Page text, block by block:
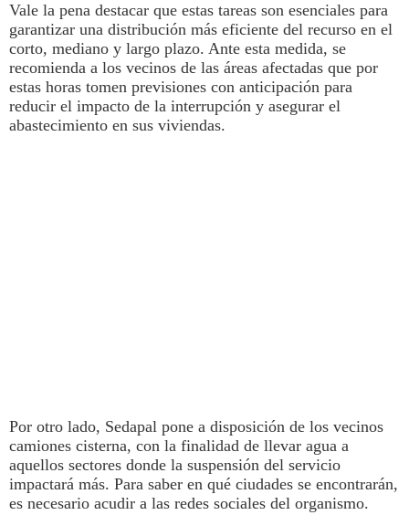
Vale la pena destacar que estas tareas son esenciales para
garantizar una distribución más eficiente del recurso en el
corto, mediano y largo plazo. Ante esta medida, se
recomienda a los vecinos de las áreas afectadas que por
estas horas tomen previsiones con anticipación para
reducir el impacto de la interrupción y asegurar el
abastecimiento en sus viviendas.
Por otro lado, Sedapal pone a disposición de los vecinos
camiones cisterna, con la finalidad de llevar agua a
aquellos sectores donde la suspensión del servicio
impactará más. Para saber en qué ciudades se encontrarán,
es necesario acudir a las redes sociales del organismo.